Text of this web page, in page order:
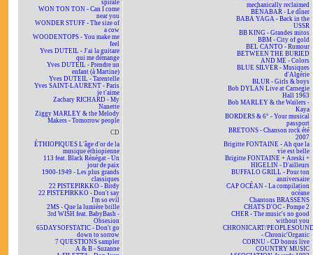
spirale
WON TON TON - Can I come
near you
WONDER STUFF - The size of
a cow
WOODENTOPS - You make me
feel
Yves DUTEIL - J'ai la guitare
qui me démange
Yves DUTEIL - Prendre un
enfant (à Martine)
Yves DUTEIL - Tarentelle
Yves SAINT-LAURENT - Paris
je t'aime
Zachary RICHARD - My
Nanette
Ziggy MARLEY & the Melody
Makers - Tomorrow people
CD
ÉTHIOPIQUES L'âge d'or de la
musique éthiopienne
113 feat. Black Rénégat - Un
jour de paix
1900-1949 - Les plus grands
classiques
22 PISTEPIRKKO - Birdy
22 PISTEPIRKKO - Don't say
I'm so evil
2MS - Que la lumière brille
3rd WISH feat. BabyBash -
Obsesion
65DAYSOFSTATIC - Don't go
down to sorrow
7 QUESTIONS sampler
A & B - Suzanne
mechanically reclaimed
BÉNABAR - Le dîner
BABA YAGA - Back in the
USSR
BB KING - Grandes mitos
BBM - City of gold
BEL CANTO - Rumour
BETWEEN THE BURIED
AND ME - Colors
BLUE SILVER - Musiques
d'Algérie
BLUR - Girls & boys
Bob DYLAN Live at Carnegie
Hall 1963
Bob MARLEY & the Wailers -
Kaya
BORDERS & 6° - Your musical
passport
BRETONS - Chanson rock été
2007
Brigitte FONTAINE - Ah que la
vie est belle
Brigitte FONTAINE + Areski +
HIGELIN - D'ailleurs
BUFFALO GRILL - Pour ton
anniversaire
CAP OCÉAN - La compilation
océane
Chantons BRASSENS
CHATS D'OC - Pompe 2
CHER - The music's no good
without you
CHRONICART/
- Chronic'Organic
CORNU - CD bonus live
COUNTRY MUSIC